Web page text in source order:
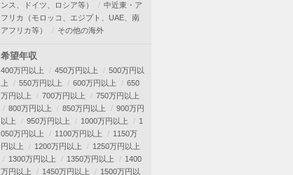
ンス、ドイツ、ロシア等）
中近東・ア
フリカ（モロッコ、エジプト、UAE、南
アフリカ等）
その他の海外
希望年収
400万円以上 450万円以上
500万円以
上
550万円以上 600万円以上
650
万円以上
700万円以上
750万円以上
800万円以上
850万円以上
900万円
以上
950万円以上 1000万円以上
1
050万円以上
1100万円以上
1150万
円以上
1200万円以上
1250万円以上
1300万円以上
1350万円以上
1400
万円以上
1450万円以上
1500万円以